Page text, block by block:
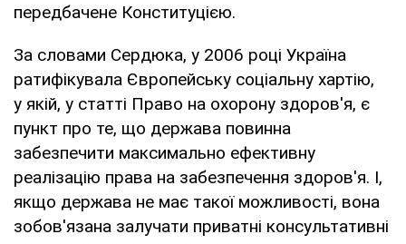
передбачене Конституцією.
За словами Сердюка, у 2006 році Україна
ратифікувала Європейську соціальну хартію,
у якій, у статті Право на охорону здоров'я, є
пункт про те, що держава повинна
забезпечити максимально ефективну
реалізацію права на забезпечення здоров'я. І,
якщо держава не має такої можливості, вона
зобов'язана залучати приватні консультативні